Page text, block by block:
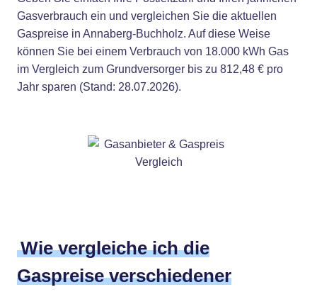
Gasverbrauch ein und vergleichen Sie die aktuellen
Gaspreise in Annaberg-Buchholz. Auf diese Weise
können Sie bei einem Verbrauch von 18.000 kWh Gas
im Vergleich zum Grundversorger bis zu 812,48 € pro
Jahr sparen (Stand: 28.07.2026).
Wie vergleiche ich die
Gaspreise verschiedener